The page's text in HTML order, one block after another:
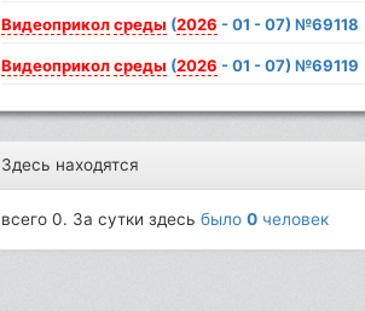
Видеоприколсреды (2026 - 01 - 07) №69118
Видеоприколсреды (2026 - 01 - 07) №69119
Здесь находятся
всего 0. За сутки здесьбыло0 человек